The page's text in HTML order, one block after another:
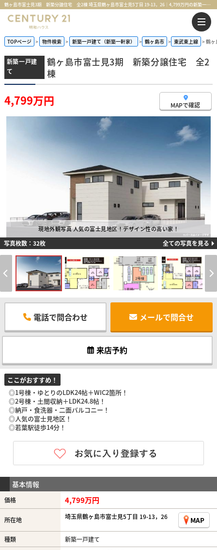
鶴ヶ島市富士見3期 新築分譲住宅 全2棟 埼玉県鶴ヶ島市富士見5丁目 19-13，26｜4,799万円の新築一戸建て｜センチュリー21明和ハウス
TOPページ 物件検索 新築一戸建て（新築一軒家） 鶴ヶ島市 東武東上線 鶴
新築一戸建
て
鶴ヶ島市富士見3期 新築分譲住宅 全2
棟
4,799万円 MAPで確認
現地外観写真 人気の富士見地区！デザイン性の高い家！
写真枚数：32枚 全ての写真を見る
電話で問合わせ メールで問合せ
来店予約
ここがおすすめ！
◎1号棟・ゆとりのLDK24帖＋WIC2箇所！
◎2号棟・土間収納＋LDK24.8帖！
◎納戸・食洗器・二面バルコニー！
◎人気の富士見地区！
◎若葉駅徒歩14分！
基本情報
価格 4,799万円
所在地 埼玉県鶴ヶ島市富士見5丁目 19-13，26 MAP
種類 新築一戸建て